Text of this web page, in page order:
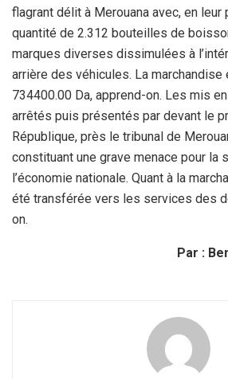
flagrant délit à Merouana avec, en
quantité de 2.312 bouteilles de
marques diverses dissimulées à
arrière des véhicules. La
734400.00 Da, apprend-on. Les mis
arrêtés puis présentés par devant le
République, près le tribunal de
constituant une grave menace pour la
l’économie nationale. Quant à la
été transférée vers les services des
on.
Par :